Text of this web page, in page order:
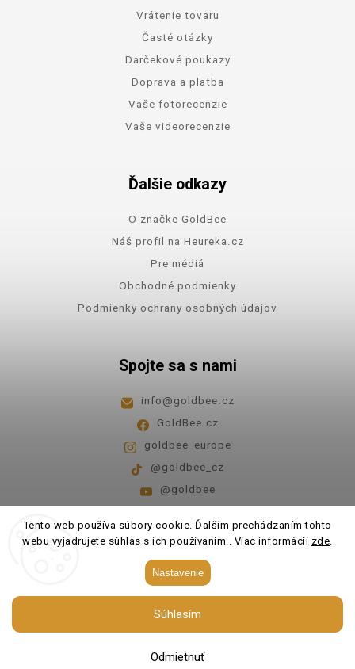
Tento web používa súbory cookie. Ďalším prechádzaním tohto
webu vyjadrujete súhlas s ich používaním.. Viac informácií zde.
Nastavenie
Odmietnuť
Súhlasím
Vrátenie tovaru
Časté otázky
Darčekové poukazy
Doprava a platba
Vaše fotorecenzie
Vaše videorecenzie
Ďalšie odkazy
O značke GoldBee
Náš profil na Heureka.cz
Pre médiá
Obchodné podmienky
Podmienky ochrany osobných údajov
Spojte sa s nami
info@goldbee.cz
GoldBee.cz
goldbee_europe
@goldbee_cz
@goldbee
Pondelok - piatok 8:00-14:00
GoldBee. Všetky práva vyhradené.
Upraviť nastavenie cookies
Shoptet| Design